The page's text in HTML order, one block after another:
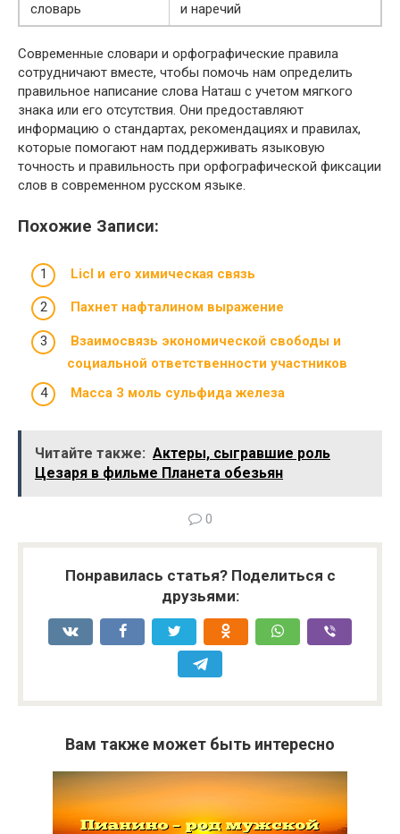
словарь
и наречий
Современные словари и орфографические правила
сотрудничают вместе, чтобы помочь нам определить
правильное написание слова Наташ с учетом мягкого
знака или его отсутствия. Они предоставляют
информацию о стандартах, рекомендациях и правилах,
которые помогают нам поддерживать языковую
точность и правильность при орфографической фиксации
слов в современном русском языке.
Похожие Записи:
Licl и его химическая связь
Пахнет нафталином выражение
Взаимосвязь экономической свободы и
социальной ответственности участников
Масса 3 моль сульфида железа
Читайте также: Актеры, сыгравшие роль
Цезаря в фильме Планета обезьян
0
Понравилась статья? Поделиться с
друзьями:
Вам также может быть интересно